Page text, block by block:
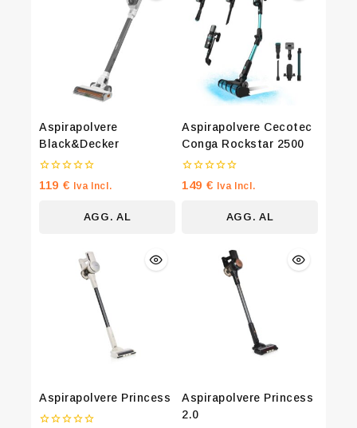
Aspirapolvere
Black&Decker
0
su
119 € Iva Incl.
AGG. AL
Aspirapolvere Cecotec
Conga Rockstar 2500
0
su
149 € Iva Incl.
AGG. AL
Aspirapolvere Princess
Aspirapolvere Princess
2.0